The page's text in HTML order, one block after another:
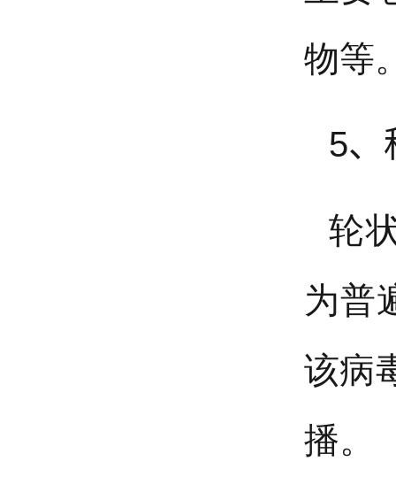
物等
5、
轮
为普
该病
播。